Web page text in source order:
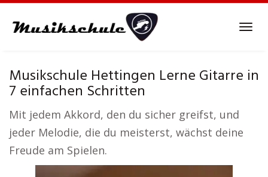
Musikschule Hettingen Lerne Gitarre in
7 einfachen Schritten
Mit jedem Akkord, den du sicher greifst, und
jeder Melodie, die du meisterst, wächst deine
Freude am Spielen.